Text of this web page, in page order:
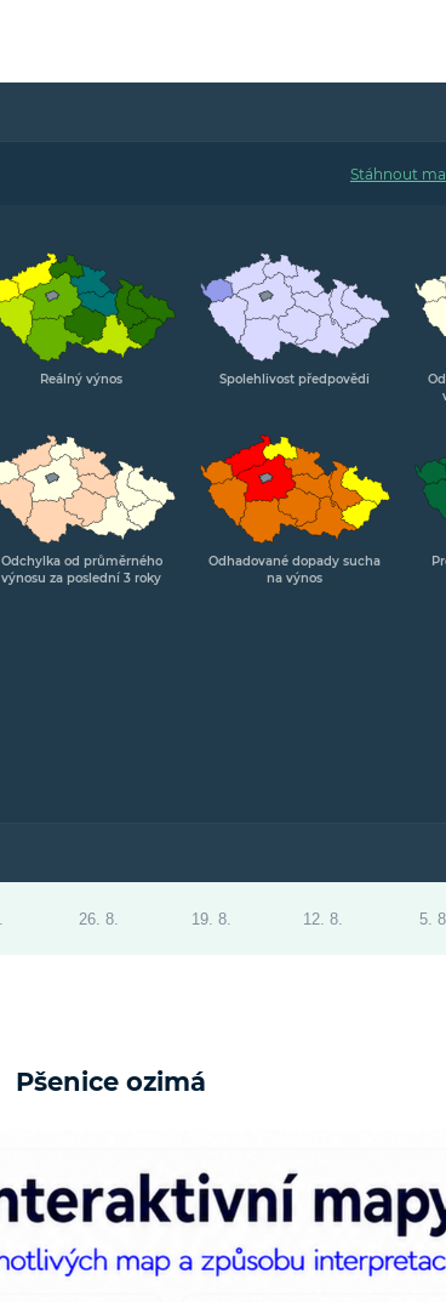
Reálný výnos Spolehlivost předpovědi
Odchylka od průměrného
výnosu za poslední 3 roky
Odhadované dopady sucha
na výnos
26. 8. 19. 8. 12. 8. 5. 8.
Pšenice ozimá